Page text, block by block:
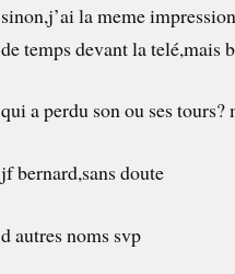
sinon,j’ai la meme
de temps devant la
qui a perdu son ou ses tours?
jf bernard,sans doute
d autres noms svp